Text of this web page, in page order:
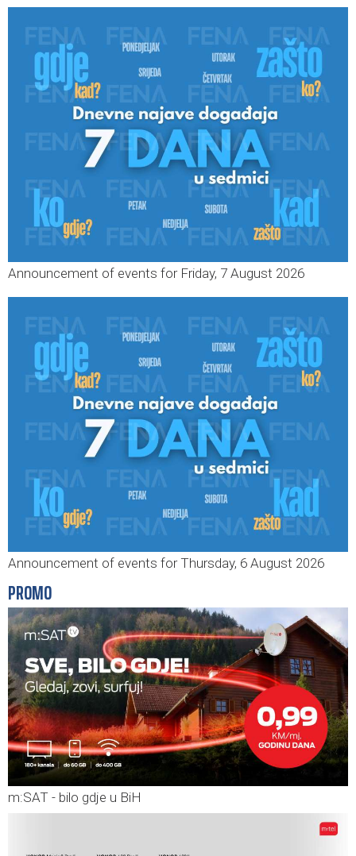
Announcement of events for Friday, 7 August 2026
Announcement of events for Thursday, 6 August 2026
PROMO
m:SAT - bilo gdje u BiH